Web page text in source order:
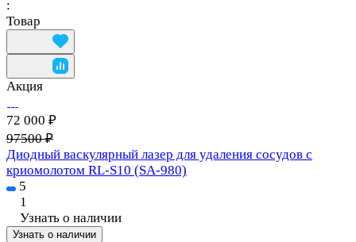
:
Товар
Акция
72 000 ₽
97500 ₽
Диодный васкулярный лазер для удаления сосудов с
криомолотом RL-S10 (SA-980)
5
1
Узнать о наличии
Узнать о наличии